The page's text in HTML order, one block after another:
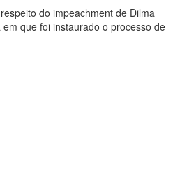
do impeachment de Dilma
que foi instaurado o processo de